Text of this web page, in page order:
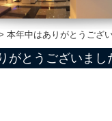
本年中はありがとうござい
がとうございまし